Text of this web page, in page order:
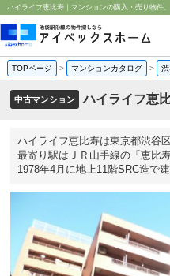
TOPページ > マンションカタログ >
中古マンション ハイライフ恵
ハイライフ恵比寿は東京都渋谷
最寄り駅はＪＲ山手線の「恵比
1978年4月に地上11階SRC造で